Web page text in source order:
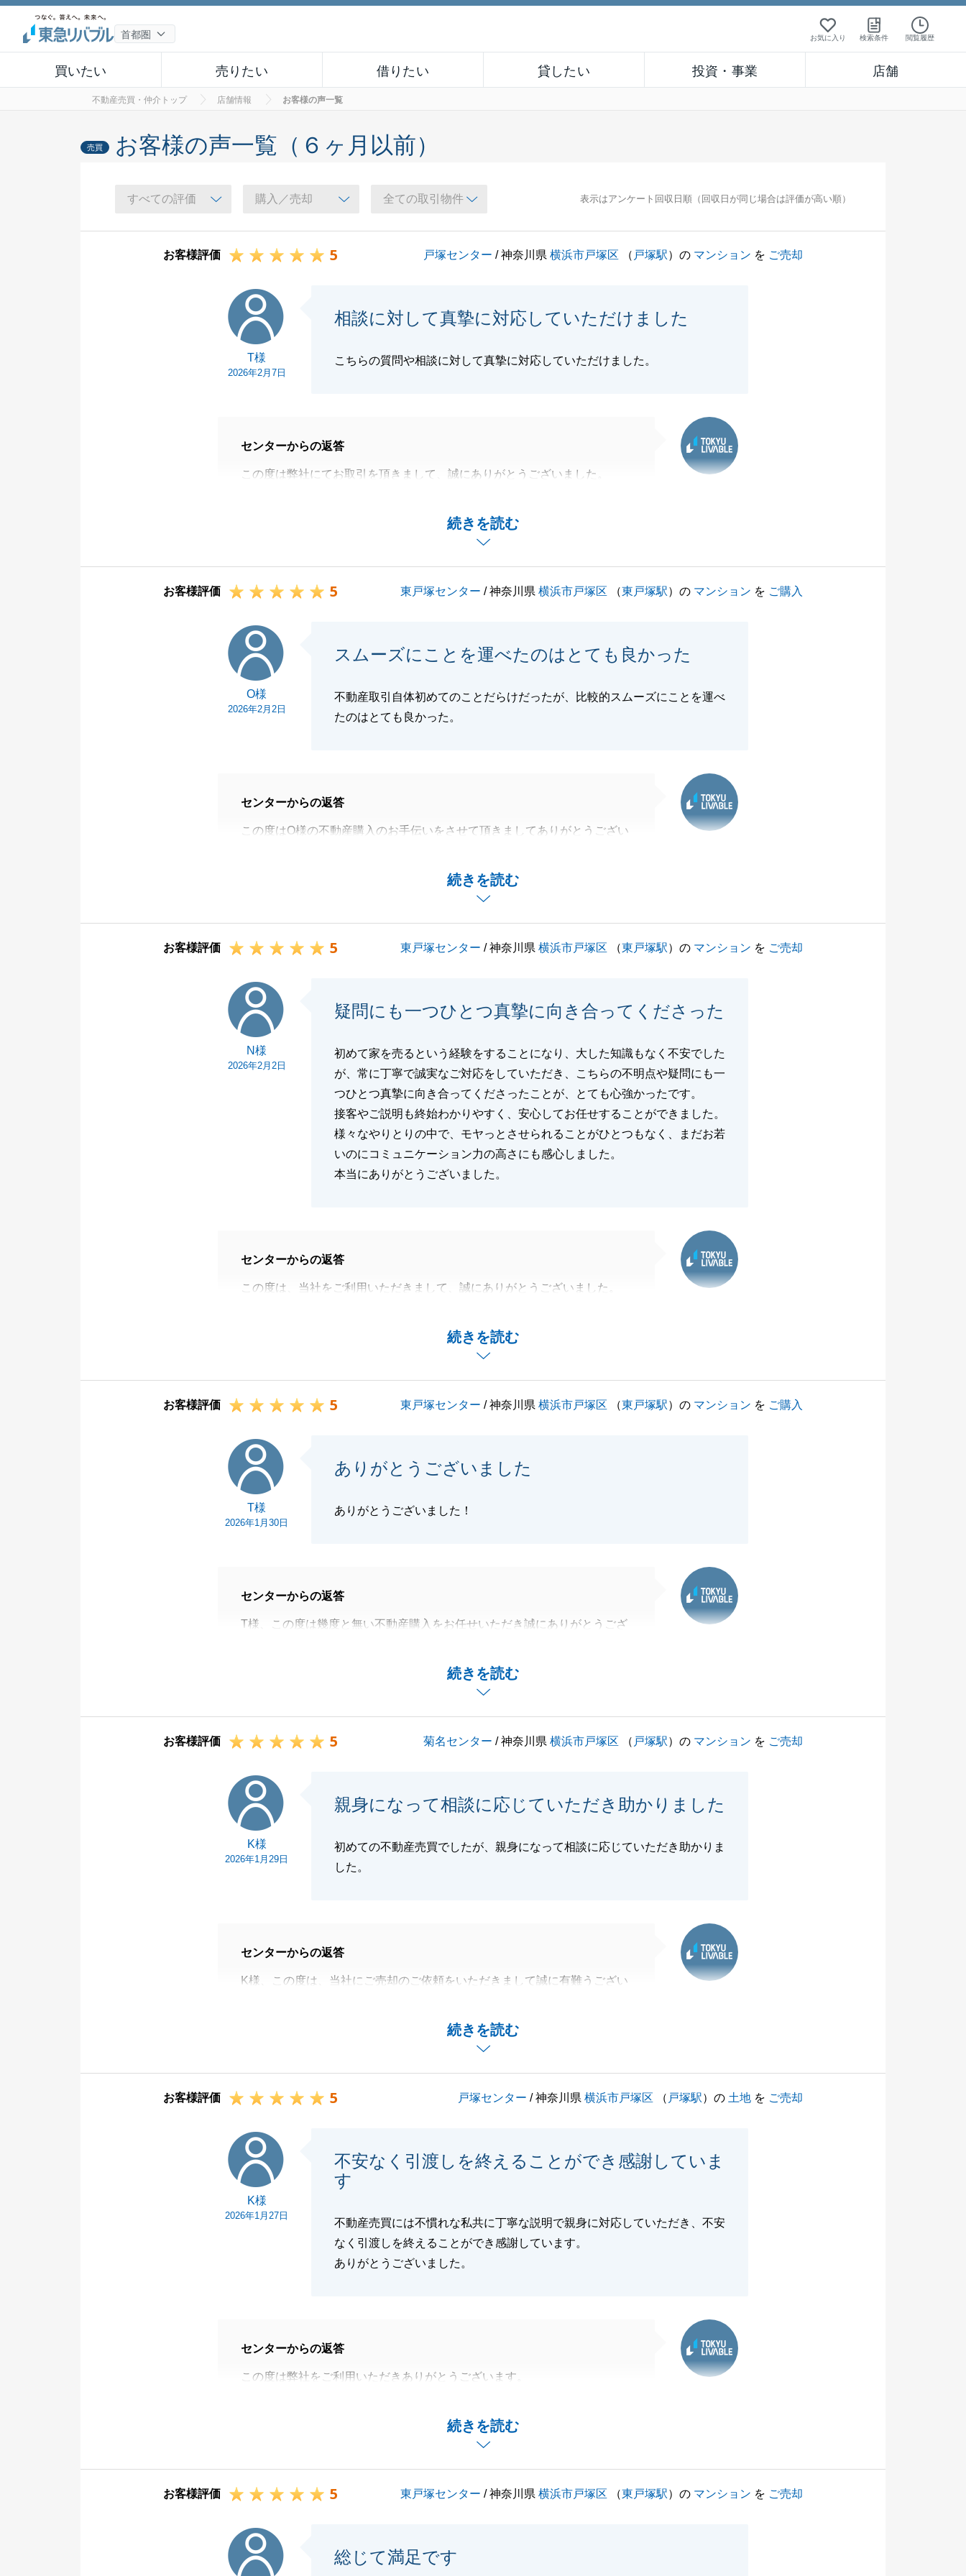
お気に入り 検索条件 閲覧履歴
買いたい 売りたい 借りたい 貸したい 投資・事業 店舗
不動産売買・仲介トップ 店舗情報 お客様の声一覧
売買 お客様の声一覧（６ヶ月以前）
表示はアンケート回収日順（回収日が同じ場合は評価が高い順）
お客様評価 5 戸塚センター / 神奈川県横浜市戸塚区 （ 戸塚駅）の マンション を ご売却
T様
2026年2月7日
相談に対して真摯に対応していただけました
こちらの質問や相談に対して真摯に対応していただけました。
続きを読む
センターからの返答
この度は弊社にてお取引を頂きまして、誠にありがとうございました。
無事お取引できたのも、ご協力いただいたからこそでございます。
閉じる
お客様評価 5 東戸塚センター / 神奈川県横浜市戸塚区 （東戸塚駅）の マンション を ご購入
O様
2026年2月2日
スムーズにことを運べたのはとても良かった
不動産取引自体初めてのことだらけだったが、比較的スムーズにことを運べ
たのはとても良かった。
続きを読む
センターからの返答
この度はO様の不動産購入のお手伝いをさせて頂きましてありがとうござい
共働きでお忙しい中ご契約手続きや住宅ローン手続き、ご清算準備等ご対応
この度は誠にありがとうございました。
ておりますので、弊社までお気軽にご連絡ください。
今後O様の担当としてご用命賜りますよう、お願い申し上げます。
(ご紹介も募集しておりますのでご親戚・お知り合い等のご相談もお気軽に
お声掛けください)
閉じる
お客様評価 5 東戸塚センター / 神奈川県横浜市戸塚区 （東戸塚駅）の マンション を ご売却
N様
2026年2月2日
疑問にも一つひとつ真摯に向き合ってくださった
初めて家を売るという経験をすることになり、大した知識もなく不安でした
が、常に丁寧で誠実なご対応をしていただき、こちらの不明点や疑問にも一
つひとつ真摯に向き合ってくださったことが、とても心強かったです。
接客やご説明も終始わかりやすく、安心してお任せすることができました。
様々なやりとりの中で、モヤっとさせられることがひとつもなく、まだお若
いのにコミュニケーション力の高さにも感心しました。
本当にありがとうございました。
続きを読む
センターからの返答
この度は、当社をご利用いただきまして、誠にありがとうございました。
お困りのことがございましたら、お気軽にご連絡いただければと存じます。
お客様評価 5 東戸塚センター / 神奈川県横浜市戸塚区 （東戸塚駅）の マンション を ご購入
T様
2026年1月30日
ありがとうございました
ありがとうございました！
続きを読む
センターからの返答
T様、この度は幾度と無い不動産購入をお任せいただき誠にありがとうござ
T様の迅速なご対応のおかげでスムーズにお引渡しが出来ました。
新生活楽しんでいただけますと幸いでございます。
お客様評価 5 菊名センター / 神奈川県横浜市戸塚区 （ 戸塚駅）の マンション を ご売却
K様
2026年1月29日
親身になって相談に応じていただき助かりました
初めての不動産売買でしたが、親身になって相談に応じていただき助かりま
した。
続きを読む
センターからの返答
K様、この度は、当社にご売却のご依頼をいただきまして誠に有難うござい
ご対応いただくことが多かったにもかかわらずK様には迅速にご対応いただ
今後も何かお困りごと等ございましたら、お気軽にご連絡くださいませ。引
お客様評価 5 戸塚センター / 神奈川県横浜市戸塚区 （ 戸塚駅）の 土地 を ご売却
K様
2026年1月27日
不安なく引渡しを終えることができ感謝していま
す
不動産売買には不慣れな私共に丁寧な説明で親身に対応していただき、不安
なく引渡しを終えることができ感謝しています。
ありがとうございました。
続きを読む
センターからの返答
この度は弊社をご利用いただきありがとうございます。
無事お取引できたのも、ご協力いただいたからこそでございます。
お客様評価 5 東戸塚センター / 神奈川県横浜市戸塚区 （東戸塚駅）の マンション を ご売却
総じて満足です